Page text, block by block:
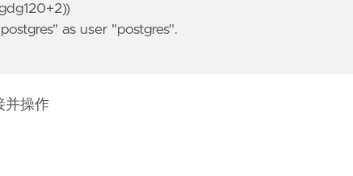
as user "postgres".
并操作